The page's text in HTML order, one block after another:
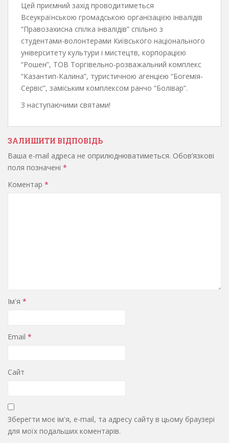
Цей приємний захід проводитиметься
Всеукраїнською громадською організацією інвалідів
“Правозахисна спілка інвалідів” спільно з
студентами-волонтерами Київського національного
університету культури і мистецтв, корпорацією
“Рошен”, ТОВ Торгівельно-розважальний комплекс
“Казантип-Калина”, туристичною агенцією “Богемія-
Сервіс”, заміським комплексом ранчо “Болівар”.
З наступаючими святами!
ЗАЛИШИТИ ВІДПОВІДЬ
Ваша e-mail адреса не оприлюднюватиметься. Обов’язкові
поля позначені *
Коментар *
Ім'я *
Email *
Сайт
Зберегти моє ім'я, e-mail, та адресу сайту в цьому браузері
для моїх подальших коментарів.